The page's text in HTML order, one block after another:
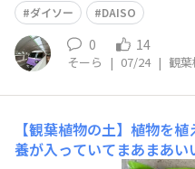
ダイソー
DAISO
0 14
そーら | 07/24 | 観
【観葉植物の土】​植物を
養が入っていてまあまあい